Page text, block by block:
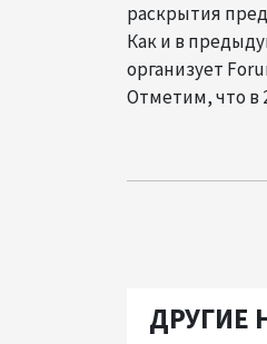
раскрытия
Как и в
организует
Отметим, что в
ДРУГИЕ